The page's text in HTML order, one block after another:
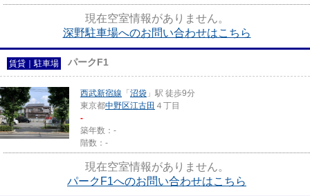
現在空室情報がありません。
深野駐車場へのお問い合わせはこちら
賃貸｜駐車場 パークF1
西武新宿線 「 沼袋 」駅 徒歩9分
東京都中野区江古田 ４丁目
-
築年数：-
階数：-
現在空室情報がありません。
パークF1へのお問い合わせはこちら